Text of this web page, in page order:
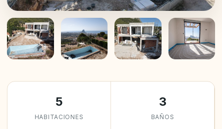
5
HABITACIONES
3
BAÑOS